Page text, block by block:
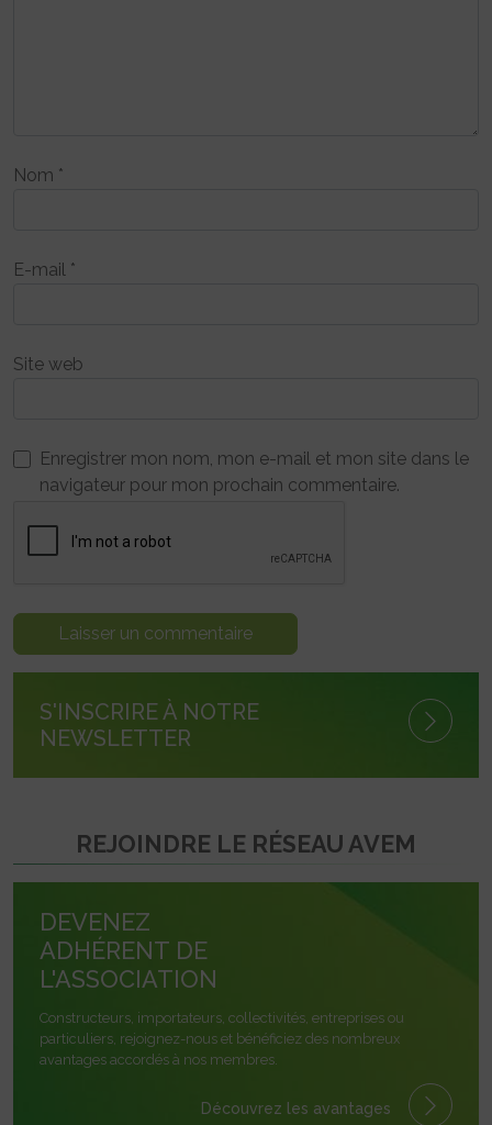
Nom *
E-mail *
Site web
Enregistrer mon nom, mon e-mail et mon site dans le
navigateur pour mon prochain commentaire.
S'INSCRIRE À NOTRE
NEWSLETTER
REJOINDRE LE RÉSEAU AVEM
DEVENEZ
ADHÉRENT DE
L'ASSOCIATION
Constructeurs, importateurs, collectivités, entreprises ou
particuliers, rejoignez-nous et bénéficiez des nombreux
avantages accordés à nos membres.
Découvrez les avantages